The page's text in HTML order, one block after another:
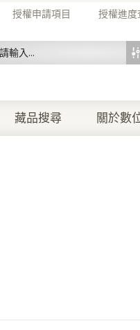
授權申請項目 授權進度
藏品搜尋 關於數